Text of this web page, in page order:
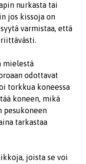
nurkasta tai
jos kissoja on
varmistaa, että
mielestä
odottavat
torkkua koneessa
koneen, mikä
pesukoneen
tarkastaa
joista se voi